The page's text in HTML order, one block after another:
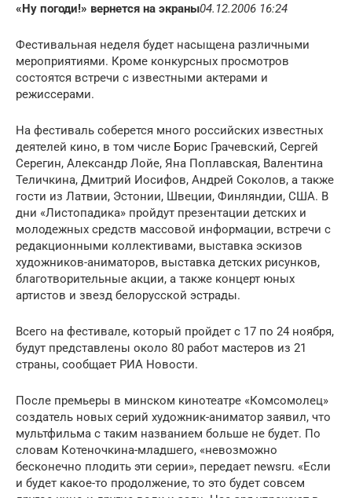
«Ну погоди!» вернется на экраны04.12.2006 16:24
Фестивальная неделя будет насыщена различными
мероприятиями. Кроме конкурсных просмотров
состоятся встречи с известными актерами и
режиссерами.
На фестиваль соберется много российских известных
деятелей кино, в том числе Борис Грачевский, Сергей
Серегин, Александр Лойе, Яна Поплавская, Валентина
Теличкина, Дмитрий Иосифов, Андрей Соколов, а также
гости из Латвии, Эстонии, Швеции, Финляндии, США. В
дни «Листопадика» пройдут презентации детских и
молодежных средств массовой информации, встречи с
редакционными коллективами, выставка эскизов
художников-аниматоров, выставка детских рисунков,
благотворительные акции, а также концерт юных
артистов и звезд белорусской эстрады.
Всего на фестивале, который пройдет с 17 по 24 ноября,
будут представлены около 80 работ мастеров из 21
страны, сообщает РИА Новости.
После премьеры в минском кинотеатре «Комсомолец»
создатель новых серий художник-аниматор заявил, что
мультфильма с таким названием больше не будет. По
словам Котеночкина-младшего, «невозможно
бесконечно плодить эти серии», передает newsru. «Если
и будет какое-то продолжение, то это будет совсем